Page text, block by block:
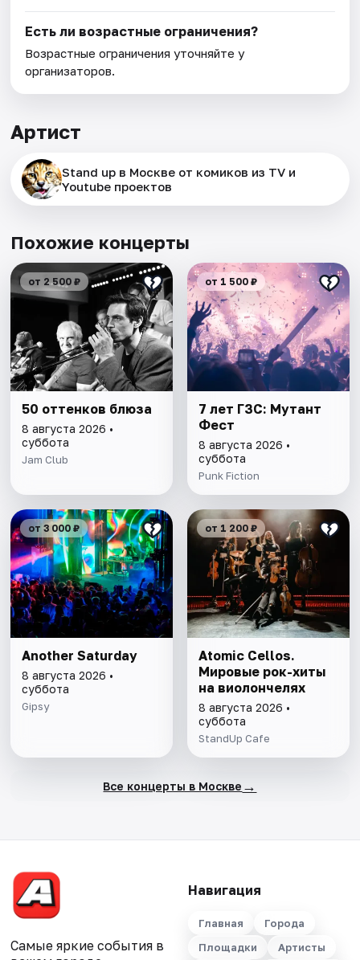
Есть ли возрастные ограничения?
Возрастные ограничения уточняйте у
организаторов.
Артист
Stand up в Москве от комиков из TV и
Youtube проектов
Похожие концерты
от 2 500 ₽
50 оттенков блюза
8 августа 2026 •
суббота
Jam Club
от 1 500 ₽
7 лет ГЗС: Мутант
Фест
8 августа 2026 •
суббота
Punk Fiction
от 3 000 ₽
Another Saturday
8 августа 2026 •
суббота
Gipsy
от 1 200 ₽
Atomic Cellos.
Мировые рок-хиты
на виолончелях
8 августа 2026 •
суббота
StandUp Cafe
Все концерты в Москве →
Самые яркие события в
Навигация
Главная
Города
Площадки
Артисты